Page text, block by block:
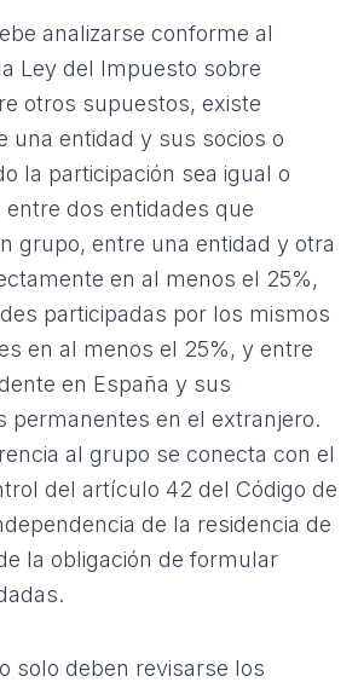
analizarse conforme al
Ley del Impuesto sobre
otros supuestos, existe
una entidad y sus socios o
la participación sea igual o
dos entidades que
grupo, entre una entidad y otra
en al menos el 25%,
participadas por los mismos
en al menos el 25%, y entre
en España y sus
permanentes en el extranjero.
al grupo se conecta con el
del artículo 42 del Código de
de la residencia de
la obligación de formular
solo deben revisarse los